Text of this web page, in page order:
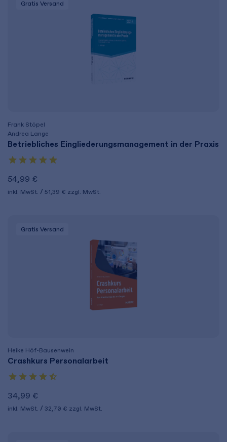
Gratis Versand
Frank Stöpel
Andrea Lange
Betriebliches Eingliederungs­management in der Praxis
54,99 €
inkl. MwSt. 51,39 € zzgl. MwSt.
Gratis Versand
Heike Höf-Bausenwein
Crashkurs Personalarbeit
34,99 €
inkl. MwSt. 32,70 € zzgl. MwSt.